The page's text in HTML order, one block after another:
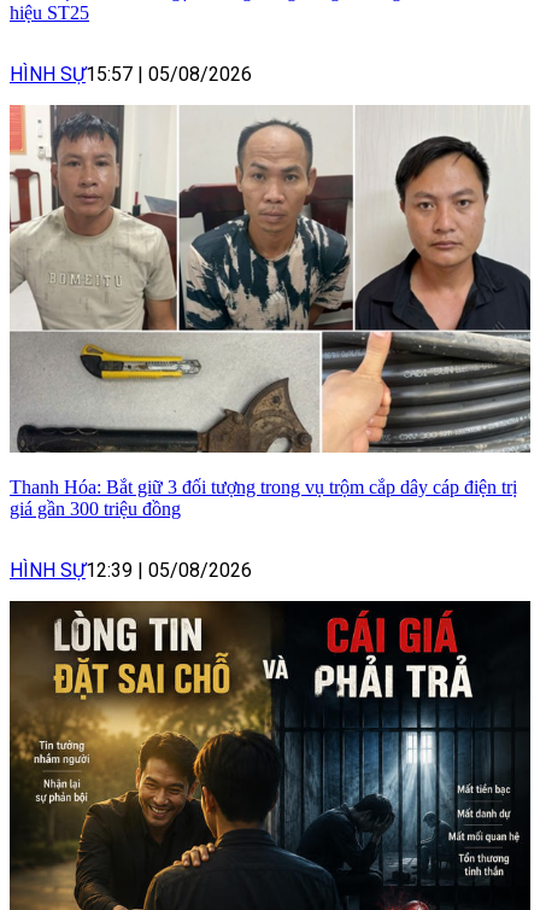
hiệu ST25
HÌNH SỰ15:57 | 05/08/2026
Thanh Hóa: Bắt giữ 3 đối tượng trong vụ trộm cắp dây cáp điện trị
giá gần 300 triệu đồng
HÌNH SỰ12:39 | 05/08/2026